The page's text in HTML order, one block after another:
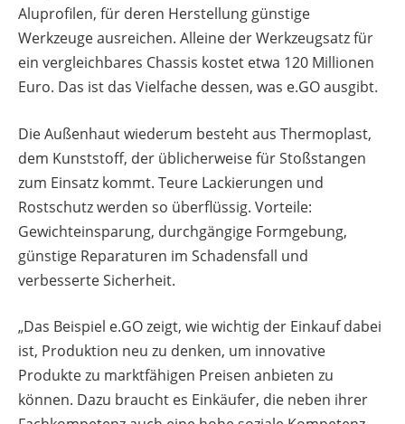
Aluprofilen, für deren Herstellung günstige
Werkzeuge ausreichen. Alleine der Werkzeugsatz für
ein vergleichbares Chassis kostet etwa 120 Millionen
Euro. Das ist das Vielfache dessen, was e.GO ausgibt.
Die Außenhaut wiederum besteht aus Thermoplast,
dem Kunststoff, der üblicherweise für Stoßstangen
zum Einsatz kommt. Teure Lackierungen und
Rostschutz werden so überflüssig. Vorteile:
Gewichteinsparung, durchgängige Formgebung,
günstige Reparaturen im Schadensfall und
verbesserte Sicherheit.
„Das Beispiel e.GO zeigt, wie wichtig der Einkauf dabei
ist, Produktion neu zu denken, um innovative
Produkte zu marktfähigen Preisen anbieten zu
können. Dazu braucht es Einkäufer, die neben ihrer